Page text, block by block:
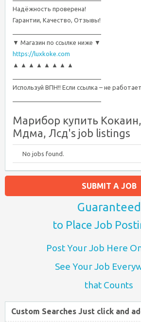
Надёжность проверена!
Гарантии, Качество, Отзывы!
▼ Магазин по ссылке ниже ▼
https://luxkoke.com
▲ ▲ ▲ ▲ ▲ ▲ ▲ ▲
Используй ВПН!! Если ссылка – не
Марибор купить Кокаин,
Мдма, Лсд's job listings
No jobs found.
SUBMIT A JOB
Guaranteed
to Place Job
Post Your Job Here
See Your Job
that Counts
Custom Searches Just click and